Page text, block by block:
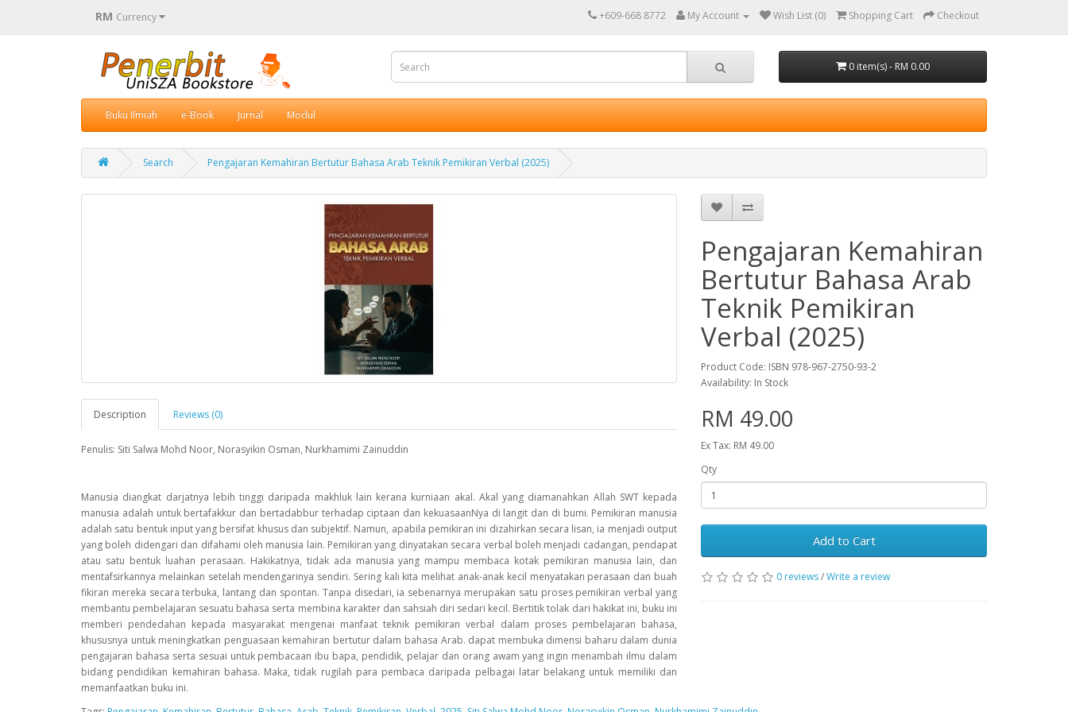
RM Currency +609-668 8772 My Account Wish List (0) Shopping Cart Checkout
0 item(s) - RM 0.00
Buku Ilmiah e-Book Jurnal Modul
Search Pengajaran Kemahiran Bertutur Bahasa Arab Teknik Pemikiran Verbal (2025)
Description Reviews (0)
Penulis: Siti Salwa Mohd Noor, Norasyikin Osman, Nurkhamimi Zainuddin
Manusia diangkat darjatnya lebih tinggi daripada makhluk lain kerana kurniaan akal. Akal yang diamanahkan Allah SWT kepada
manusia adalah untuk bertafakkur dan bertadabbur terhadap ciptaan dan kekuasaanNya di langit dan di bumi. Pemikiran manusia
adalah satu bentuk input yang bersifat khusus dan subjektif. Namun, apabila pemikiran ini dizahirkan secara lisan, ia menjadi output
yang boleh didengari dan difahami oleh manusia lain. Pemikiran yang dinyatakan secara verbal boleh menjadi cadangan, pendapat
atau satu bentuk luahan perasaan. Hakikatnya, tidak ada manusia yang mampu membaca kotak pemikiran manusia lain, dan
mentafsirkannya melainkan setelah mendengarinya sendiri. Sering kali kita melihat anak-anak kecil menyatakan perasaan dan buah
fikiran mereka secara terbuka, lantang dan spontan. Tanpa disedari, ia sebenarnya merupakan satu proses pemikiran verbal yang
membantu pembelajaran sesuatu bahasa serta membina karakter dan sahsiah diri sedari kecil. Bertitik tolak dari hakikat ini, buku ini
memberi pendedahan kepada masyarakat mengenai manfaat teknik pemikiran verbal dalam proses pembelajaran bahasa,
khususnya untuk meningkatkan penguasaan kemahiran bertutur dalam bahasa Arab. dapat membuka dimensi baharu dalam dunia
pengajaran bahasa serta sesuai untuk pembacaan ibu bapa, pendidik, pelajar dan orang awam yang ingin menambah ilmu dalam
bidang pendidikan kemahiran bahasa. Maka, tidak rugilah para pembaca daripada pelbagai latar belakang untuk memiliki dan
memanfaatkan buku ini.
Pengajaran Kemahiran
Bertutur Bahasa Arab
Teknik Pemikiran
Verbal (2025)
Product Code: ISBN 978-967-2750-93-2
Availability: In Stock
RM 49.00
Ex Tax: RM 49.00
Qty
Add to Cart
0 reviews/Write a review